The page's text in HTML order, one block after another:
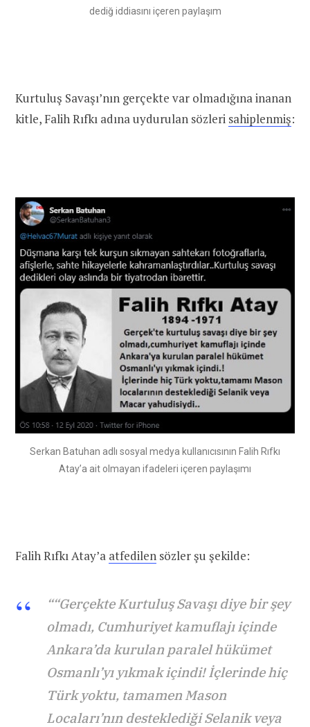
dediğ iddiasını içeren paylaşım
Kurtuluş Savaşı’nın gerçekte var olmadığına inanan
kitle, Falih Rıfkı adına uydurulan sözleri sahiplenmiş:
Serkan Batuhan adlı sosyal medya kullanıcısının Falih Rıfkı
Atay’a ait olmayan ifadeleri içeren paylaşımı
Falih Rıfkı Atay’a atfedilen sözler şu şekilde:
““Gerçekte Kurtuluş Savaşı diye bir şey
olmadı, Cumhuriyet kamuflajı içinde
Ankara’da kurulan paralel hükümet
Osmanlı’yı yıkmak içindi! İçlerinde hiç
Türk yoktu, tamamen Mason
Locaları’nın desteklediği Selanik veya